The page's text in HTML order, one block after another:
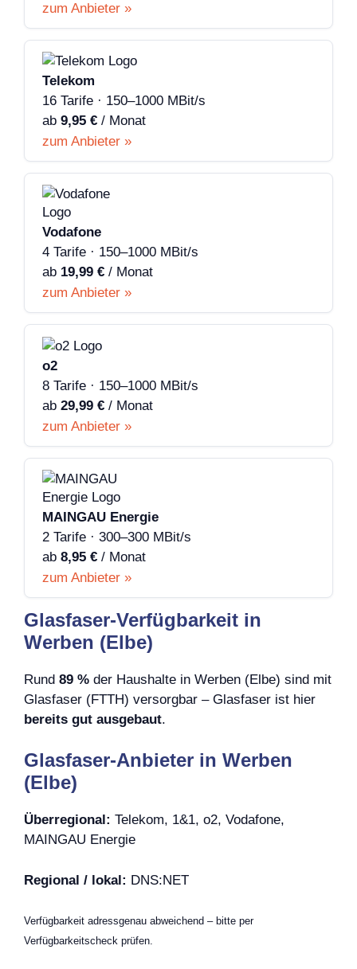
zum Anbieter »
Telekom
16 Tarife · 150–1000 MBit/s
ab 9,95 € / Monat
zum Anbieter »
Vodafone
4 Tarife · 150–1000 MBit/s
ab 19,99 € / Monat
zum Anbieter »
o2
8 Tarife · 150–1000 MBit/s
ab 29,99 € / Monat
zum Anbieter »
MAINGAU Energie
2 Tarife · 300–300 MBit/s
ab 8,95 € / Monat
zum Anbieter »
Glasfaser-Verfügbarkeit in
Werben (Elbe)
Rund 89 % der Haushalte in Werben (Elbe) sind mit
Glasfaser (FTTH) versorgbar – Glasfaser ist hier
bereits gut ausgebaut.
Glasfaser-Anbieter in Werben
(Elbe)
Überregional: Telekom, 1&1, o2, Vodafone,
MAINGAU Energie
Regional / lokal: DNS:NET
Verfügbarkeit adressgenau abweichend – bitte per
Verfügbarkeitscheck prüfen.